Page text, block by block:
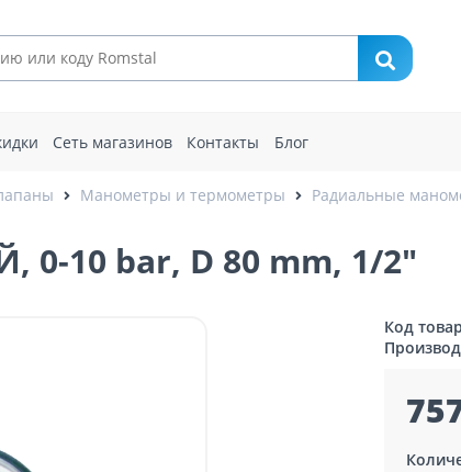
Сеть магазинов Контакты Блог
Манометры и термометры Радиальные
10 bar, D 80 mm, 1/2"
Код